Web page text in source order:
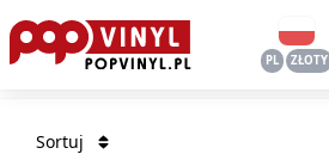
PL ZŁOTY
Sortuj